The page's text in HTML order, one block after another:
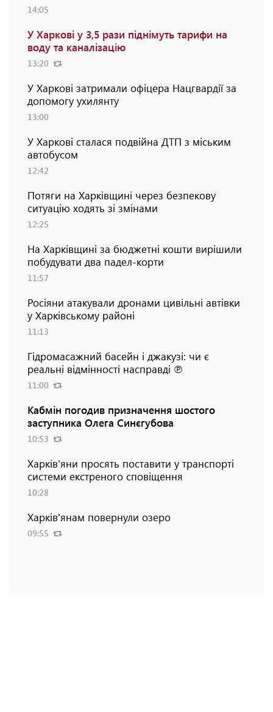
14:05
У Харкові у 3,5 рази піднімуть тарифи на
воду та каналізацію
13:20
У Харкові затримали офіцера Нацгвардії за
допомогу ухилянту
13:00
У Харкові сталася подвійна ДТП з міським
автобусом
12:42
Потяги на Харківщині через безпекову
ситуацію ходять зі змінами
12:25
На Харківщині за бюджетні кошти вирішили
побудувати два падел-корти
11:57
Росіяни атакували дронами цивільні автівки
у Харківському районі
11:13
Гідромасажний басейн і джакузі: чи є
реальні відмінності насправді ℗
11:00
Кабмін погодив призначення шостого
заступника Олега Синєгубова
10:53
Харків'яни просять поставити у транспорті
системи екстреного сповіщення
10:28
Харків'янам повернули озеро
09:55